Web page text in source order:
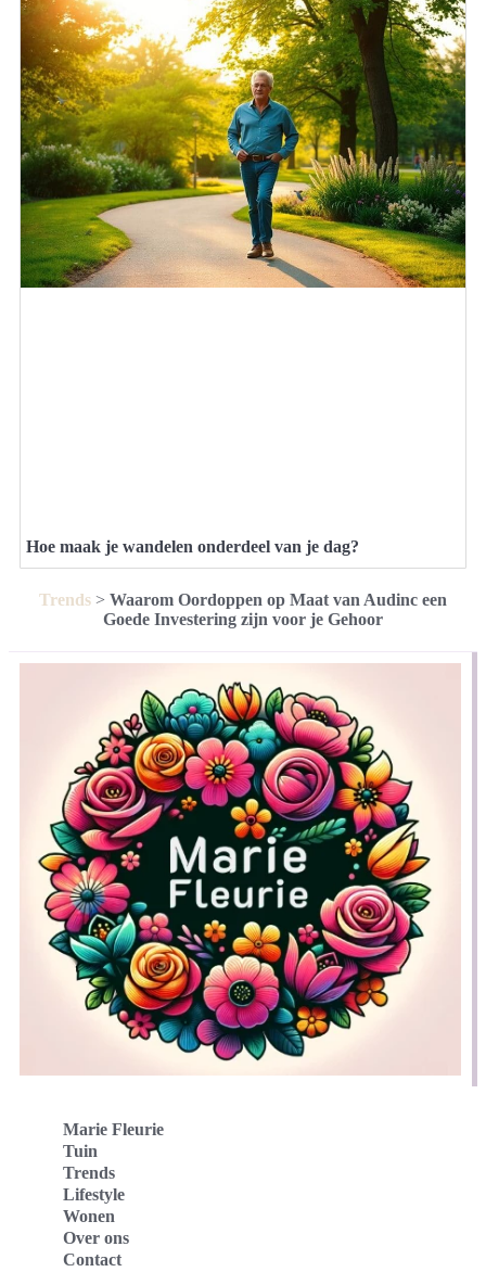
Hoe maak je wandelen onderdeel van je dag?
Trends > Waarom Oordoppen op Maat van Audinc een
Goede Investering zijn voor je Gehoor
Marie Fleurie
Tuin
Trends
Lifestyle
Wonen
Over ons
Contact